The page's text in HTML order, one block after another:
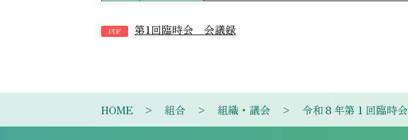
第1回臨時会 会議録
HOME 組合 組織・議会 令和８年第１回臨時会